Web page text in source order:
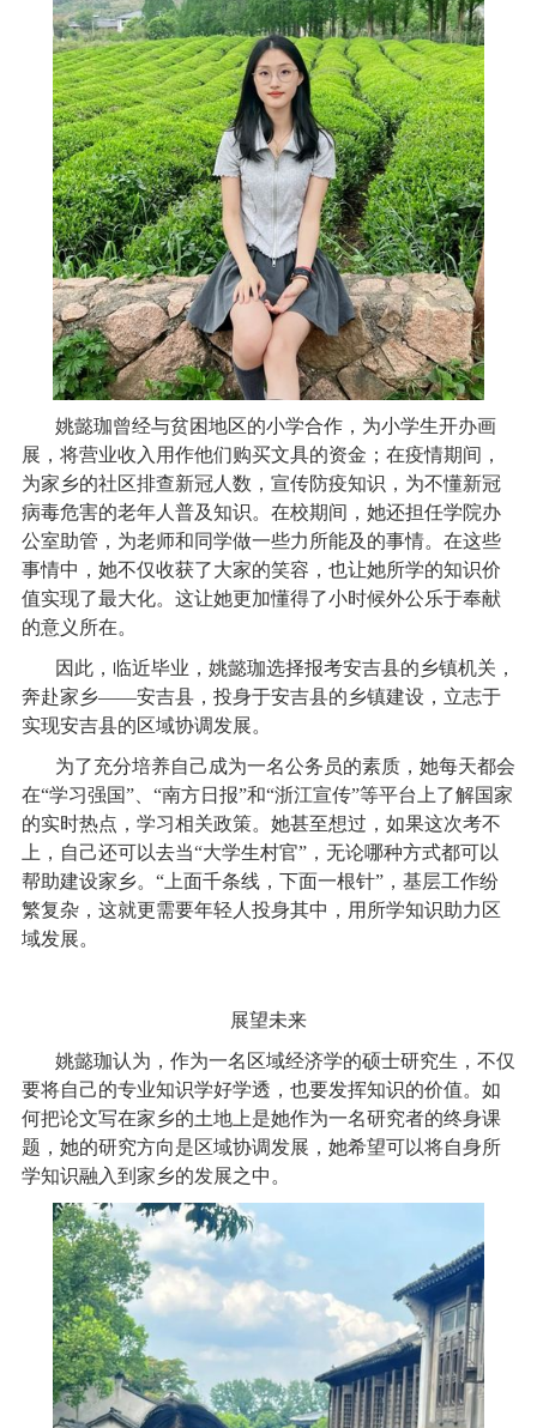
姚懿珈曾经与贫困地区的小学合作，为小学生开办画
展，将营业收入用作他们购买文具的资金；在疫情期间，
为家乡的社区排查新冠人数，宣传防疫知识，为不懂新冠
病毒危害的老年人普及知识。在校期间，她还担任学院办
公室助管，为老师和同学做一些力所能及的事情。在这些
事情中，她不仅收获了大家的笑容，也让她所学的知识价
值实现了最大化。这让她更加懂得了小时候外公乐于奉献
的意义所在。
因此，临近毕业，姚懿珈选择报考安吉县的乡镇机关，
奔赴家乡——安吉县，投身于安吉县的乡镇建设，立志于
实现安吉县的区域协调发展。
为了充分培养自己成为一名公务员的素质，她每天都会
在“学习强国”、 “南方日报”和“浙江宣传”等平台上了解国家
的实时热点，学习相关政策。她甚至想过，如果这次考不
上，自己还可以去当“大学生村官”，无论哪种方式都可以
帮助建设家乡。 “上面千条线，下面一根针”，基层工作纷
繁复杂，这就更需要年轻人投身其中，用所学知识助力区
域发展。
展望未来
姚懿珈认为，作为一名区域经济学的硕士研究生，不仅
要将自己的专业知识学好学透，也要发挥知识的价值。如
何把论文写在家乡的土地上是她作为一名研究者的终身课
题，她的研究方向是区域协调发展，她希望可以将自身所
学知识融入到家乡的发展之中。